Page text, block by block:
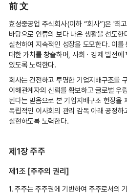
前 文
효성중공업 주식회사(이하 “회사”)은 '최
바탕으로 인류의 보다 나은 생활을 선도
실천하여 지속적인 성장을 도모한다. 이를
대한 가치를 창출하며, 사회ㆍ경제 발전에
있도록 노력한다.
회사는 건전하고 투명한 기업지배구조를
이해관계자의 신뢰를 확보하고 글로벌 우
된다는 믿음으로 본 기업지배구조 헌장을
독립적인 이사회의 관리 감독 아래 공정하
실현하도록 노력한다.
제1장 주주
제1조 [주주의 권리]
1. 주주는 주주권에 기반하여 주주로서의